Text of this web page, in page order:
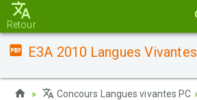
Retour
E3A 2010 Langues Vivantes
Concours Langues vivantes PC